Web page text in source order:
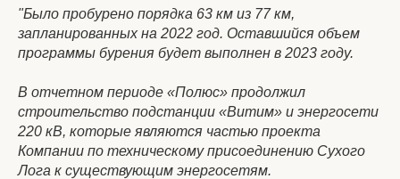
"Было пробурено порядка 63 км из 77 км,
запланированных на 2022 год. Оставшийся объем
программы бурения будет выполнен в 2023 году.
В отчетном периоде «Полюс» продолжил
строительство подстанции «Витим» и энергосети
220 кВ, которые являются частью проекта
Компании по техническому присоединению Сухого
Лога к существующим энергосетям.